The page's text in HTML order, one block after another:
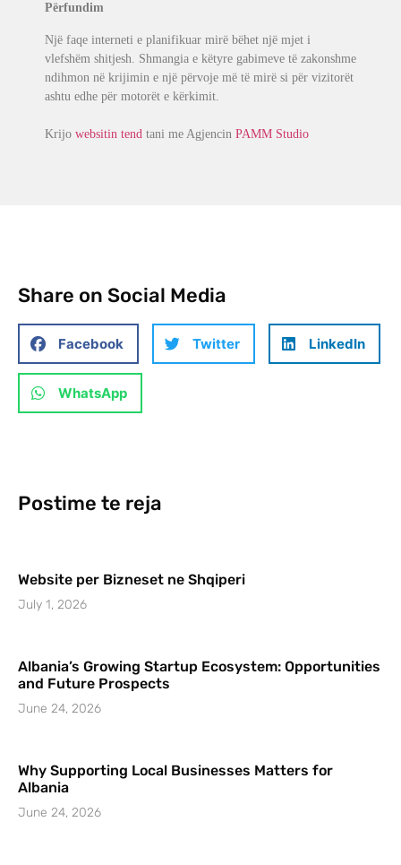
Përfundim
Një faqe interneti e planifikuar mirë bëhet një mjet i
vlefshëm shitjesh. Shmangia e këtyre gabimeve të zakonshme
ndihmon në krijimin e një përvoje më të mirë si për vizitorët
ashtu edhe për motorët e kërkimit.
Krijo websitin tend tani me Agjencin PAMM Studio
Share on Social Media
Facebook Twitter LinkedIn
WhatsApp
Postime te reja
Website per Bizneset ne Shqiperi
July 1, 2026
Albania’s Growing Startup Ecosystem: Opportunities
and Future Prospects
June 24, 2026
Why Supporting Local Businesses Matters for
Albania
June 24, 2026